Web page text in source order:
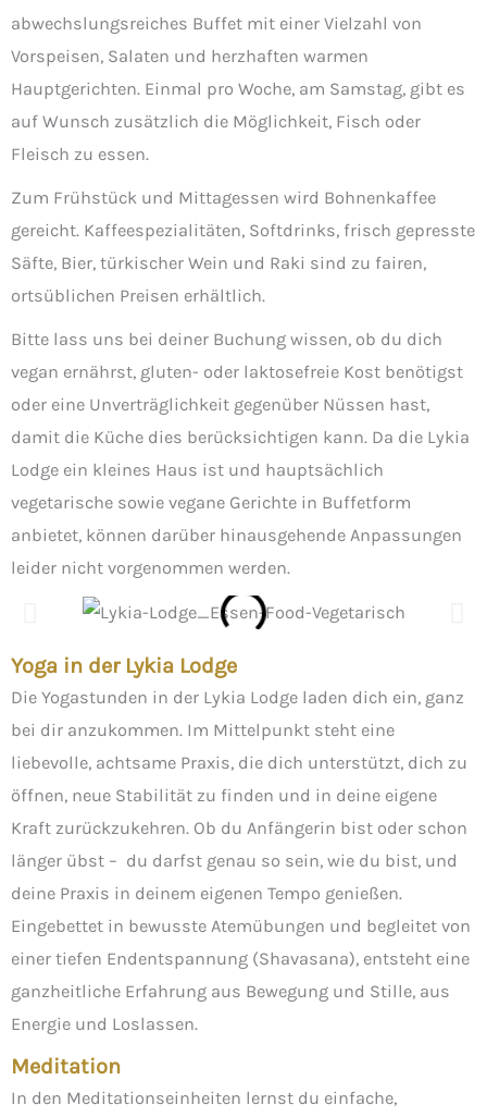
abwechslungsreiches Buffet mit einer Vielzahl von
Vorspeisen, Salaten und herzhaften warmen
Hauptgerichten. Einmal pro Woche, am Samstag, gibt es
auf Wunsch zusätzlich die Möglichkeit, Fisch oder
Fleisch zu essen.
Zum Frühstück und Mittagessen wird Bohnenkaffee
gereicht. Kaffeespezialitäten, Softdrinks, frisch gepresste
Säfte, Bier, türkischer Wein und Raki sind zu fairen,
ortsüblichen Preisen erhältlich.
Bitte lass uns bei deiner Buchung wissen, ob du dich
vegan ernährst, gluten- oder laktosefreie Kost benötigst
oder eine Unverträglichkeit gegenüber Nüssen hast,
damit die Küche dies berücksichtigen kann. Da die Lykia
Lodge ein kleines Haus ist und hauptsächlich
vegetarische sowie vegane Gerichte in Buffetform
anbietet, können darüber hinausgehende Anpassungen
leider nicht vorgenommen werden.
Yoga in der Lykia Lodge
Die Yogastunden in der Lykia Lodge laden dich ein, ganz
bei dir anzukommen. Im Mittelpunkt steht eine
liebevolle, achtsame Praxis, die dich unterstützt, dich zu
öffnen, neue Stabilität zu finden und in deine eigene
Kraft zurückzukehren. Ob du Anfängerin bist oder schon
länger übst – du darfst genau so sein, wie du bist, und
deine Praxis in deinem eigenen Tempo genießen.
Eingebettet in bewusste Atemübungen und begleitet von
einer tiefen Endentspannung (Shavasana), entsteht eine
ganzheitliche Erfahrung aus Bewegung und Stille, aus
Energie und Loslassen.
Meditation
In den Meditationseinheiten lernst du einfache,